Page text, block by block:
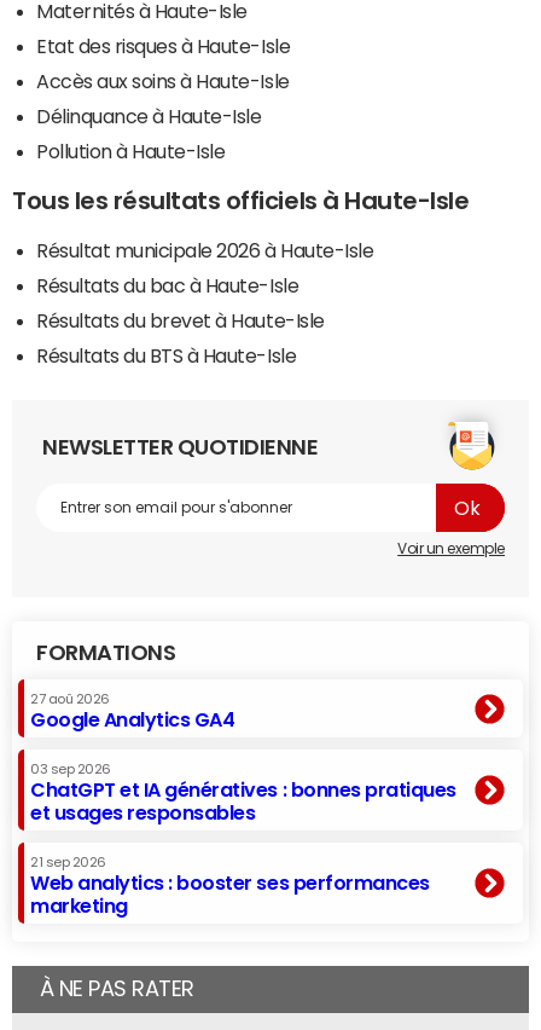
Maternités à Haute-Isle
Etat des risques à Haute-Isle
Accès aux soins à Haute-Isle
Délinquance à Haute-Isle
Pollution à Haute-Isle
Tous les résultats officiels à Haute-Isle
Résultat municipale 2026 à Haute-Isle
Résultats du bac à Haute-Isle
Résultats du brevet à Haute-Isle
Résultats du BTS à Haute-Isle
NEWSLETTER QUOTIDIENNE
Voir un exemple
FORMATIONS
27 aoû 2026
Google Analytics GA4
03 sep 2026
ChatGPT et IA génératives : bonnes pratiques
et usages responsables
21 sep 2026
Web analytics : booster ses performances
marketing
À NE PAS RATER